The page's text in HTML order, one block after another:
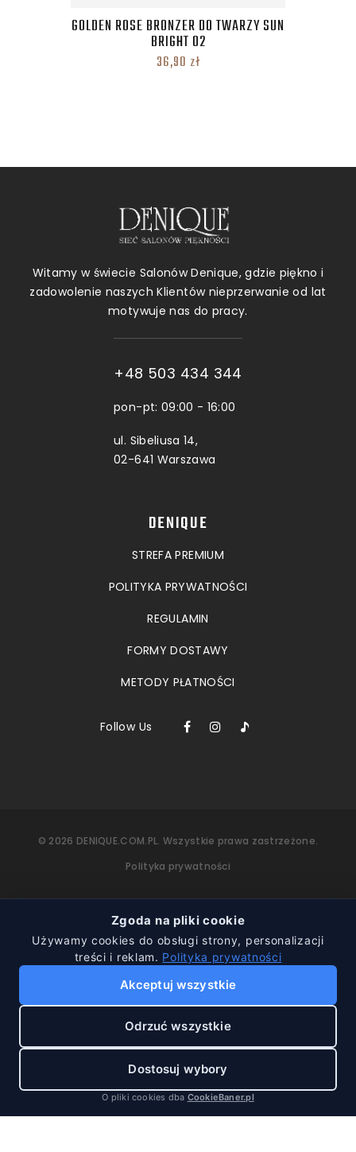
GOLDEN ROSE BRONZER DO TWARZY SUN
BRIGHT 02
36,90 zł
Witamy w świecie Salonów Denique, gdzie piękno i
zadowolenie naszych Klientów nieprzerwanie od lat
motywuje nas do pracy.
+48 503 434 344
pon-pt: 09:00 - 16:00
ul. Sibeliusa 14,
02-641 Warszawa
DENIQUE
STREFA PREMIUM
POLITYKA PRYWATNOŚCI
REGULAMIN
FORMY DOSTAWY
METODY PŁATNOŚCI
Follow Us
© 2026 DENIQUE.COM.PL. Wszystkie prawa zastrzeżone.
Polityka prywatności
Zgoda na pliki cookie
Używamy cookies do obsługi strony, personalizacji
treści i reklam. Polityka prywatności
Akceptuj wszystkie
Odrzuć wszystkie
Dostosuj wybory
O pliki cookies dba CookieBaner.pl